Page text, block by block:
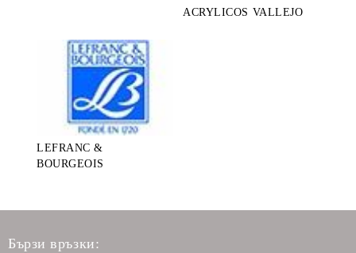
ACRYLICOS VALLEJO
LEFRANC &
BOURGEOIS
Бързи връзки: